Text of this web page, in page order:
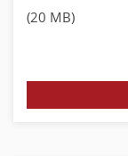
(20 MB)